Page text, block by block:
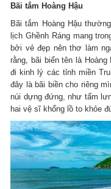
Bãi tắm Hoàng Hậu
Bãi tắm Hoàng Hậu
lịch Ghềnh Ráng mang
bởi vẻ đẹp nên thơ làm
rằng, bãi biển tên là
đi kinh lý các tỉnh miền
đây là bãi biền cho riêng
núi dựng đứng, như tấm
hai vệ sĩ khổng lồ to khỏe